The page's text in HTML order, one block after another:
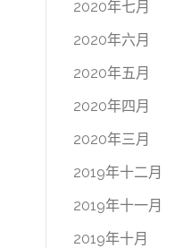
2020年七月
2020年六月
2020年五月
2020年四月
2020年三月
2019年十二月
2019年十一月
2019年十月